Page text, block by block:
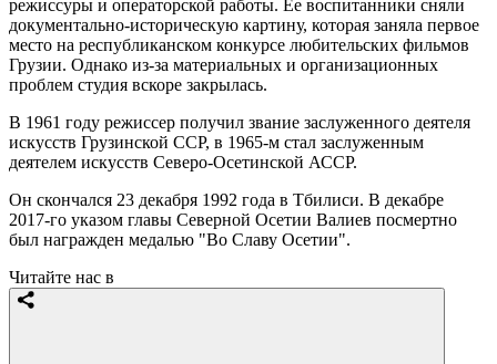
режиссуры и операторской работы. Ее воспитанники сняли
документально-историческую картину, которая заняла первое
место на республиканском конкурсе любительских фильмов
Грузии. Однако из-за материальных и организационных
проблем студия вскоре закрылась.
В 1961 году режиссер получил звание заслуженного деятеля
искусств Грузинской ССР, в 1965-м стал заслуженным
деятелем искусств Северо-Осетинской АССР.
Он скончался 23 декабря 1992 года в Тбилиси. В декабре
2017-го указом главы Северной Осетии Валиев посмертно
был награжден медалью "Во Славу Осетии".
Читайте нас в